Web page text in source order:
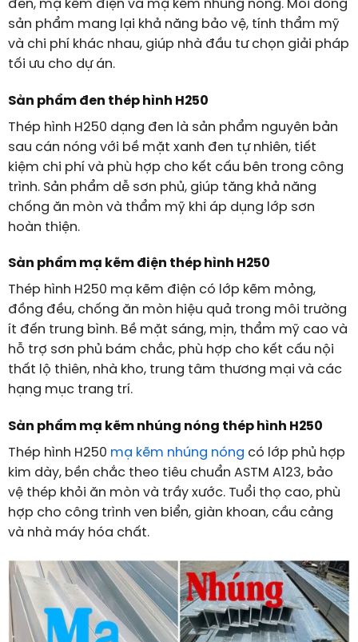
đen, mạ kẽm điện và mạ kẽm nhúng nóng. Mỗi dòng
sản phẩm mang lại khả năng bảo vệ, tính thẩm mỹ
và chi phí khác nhau, giúp nhà đầu tư chọn giải pháp
tối ưu cho dự án.
Sản phẩm đen thép hình H250
Thép hình H250 dạng đen là sản phẩm nguyên bản
sau cán nóng với bề mặt xanh đen tự nhiên, tiết
kiệm chi phí và phù hợp cho kết cấu bên trong công
trình. Sản phẩm dễ sơn phủ, giúp tăng khả năng
chống ăn mòn và thẩm mỹ khi áp dụng lớp sơn
hoàn thiện.
Sản phẩm mạ kẽm điện thép hình H250
Thép hình H250 mạ kẽm điện có lớp kẽm mỏng,
đồng đều, chống ăn mòn hiệu quả trong môi trường
ít đến trung bình. Bề mặt sáng, mịn, thẩm mỹ cao và
hỗ trợ sơn phủ bám chắc, phù hợp cho kết cấu nội
thất lộ thiên, nhà kho, trung tâm thương mại và các
hạng mục trang trí.
Sản phẩm mạ kẽm nhúng nóng thép hình H250
Thép hình H250 mạ kẽm nhúng nóng có lớp phủ hợp
kim dày, bền chắc theo tiêu chuẩn ASTM A123, bảo
vệ thép khỏi ăn mòn và trầy xước. Tuổi thọ cao, phù
hợp cho công trình ven biển, giàn khoan, cầu cảng
và nhà máy hóa chất.